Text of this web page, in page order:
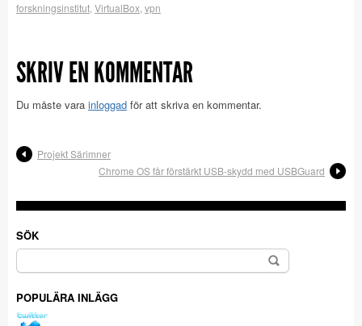
forskningsinstitut VirtualBox vpn
SKRIV EN KOMMENTAR
Du måste vara inloggad för att skriva en kommentar.
Projekt Särimner
Chrome OS får förstärkt USB-skydd med USBGuard
SÖK
Sök
efter:
POPULÄRA INLÄGG